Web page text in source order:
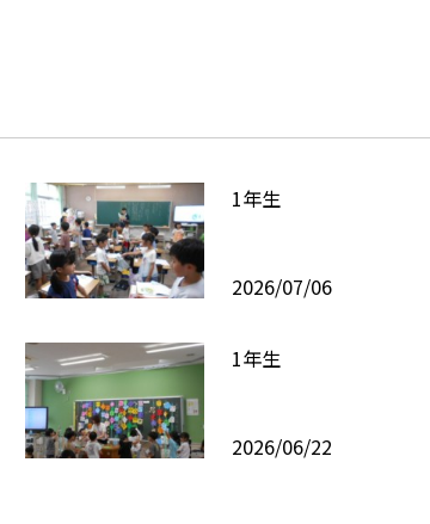
1年生
2026/07/06
1年生
2026/06/22